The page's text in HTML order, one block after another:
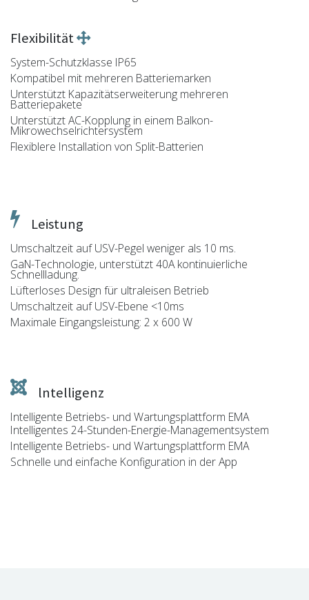
Flexibilität
System-Schutzklasse IP65
Kompatibel mit mehreren Batteriemarken
Unterstützt Kapazitätserweiterung mehreren
Batteriepakete
Unterstützt AC-Kopplung in einem Balkon-
Mikrowechselrichtersystem
Flexiblere Installation von Split-Batterien
Leistung
Umschaltzeit auf USV-Pegel weniger als 10 ms.
GaN-Technologie, unterstützt 40A kontinuierliche
Schnellladung.
Lüfterloses Design für ultraleisen Betrieb
Umschaltzeit auf USV-Ebene <10ms
Maximale Eingangsleistung: 2 x 600 W
lntelligenz
Intelligente Betriebs- und Wartungsplattform EMA
Intelligentes 24-Stunden-Energie-Managementsystem
Intelligente Betriebs- und Wartungsplattform EMA
Schnelle und einfache Konfiguration in der App